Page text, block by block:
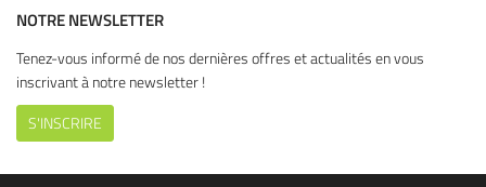
NOTRE NEWSLETTER
Tenez-vous informé de nos dernières offres et actualités en vous
inscrivant à notrenewsletter !
S'INSCRIRE